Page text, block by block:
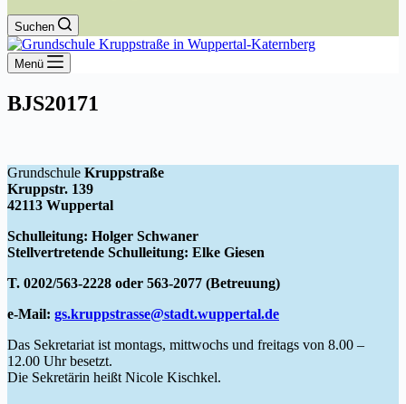
Suchen
Menü
BJS20171
Grundschule Kruppstraße
Kruppstr. 139
42113 Wuppertal
Schulleitung: Holger Schwaner
Stellvertretende Schulleitung: Elke Giesen
T. 0202/563-2228 oder 563-2077 (Betreuung)
e-Mail: gs.kruppstrasse@stadt.wuppertal.de
Das Sekretariat ist montags, mittwochs und freitags von 8.00 –
12.00 Uhr besetzt.
Die Sekretärin heißt Nicole Kischkel.